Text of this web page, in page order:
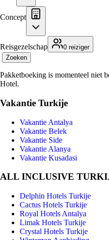
Concept
Reisgezelschap
0 reiziger
Zoeken
Pakketboeking is momenteel niet
Hotel.
Vakantie Turkije
Vakantie Antalya
Vakantie Belek
Vakantie Side
Vakantie Alanya
Vakantie Kusadasi
ALL INCLUSIVE
Delphin Hotels Turkije
Cactus Hotels Turkije
Royal Hotels Antalya
Limak Hotels Turkije
Crystal Hotels Turkije